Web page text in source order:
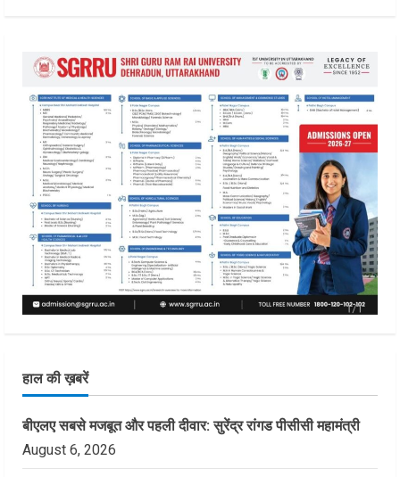
हाल की ख़बरें
बीएलए सबसे मजबूत और पहली दीवार: सुरेंद्र रांगड पीसीसी महामंत्री
August 6, 2026